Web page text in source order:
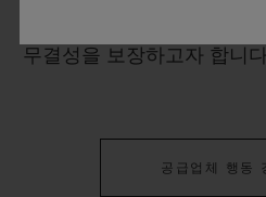
무결성을 보장하고자 합니
공급업체 행동